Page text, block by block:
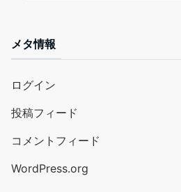
メタ情報
ログイン
投稿フィード
コメントフィード
WordPress.org